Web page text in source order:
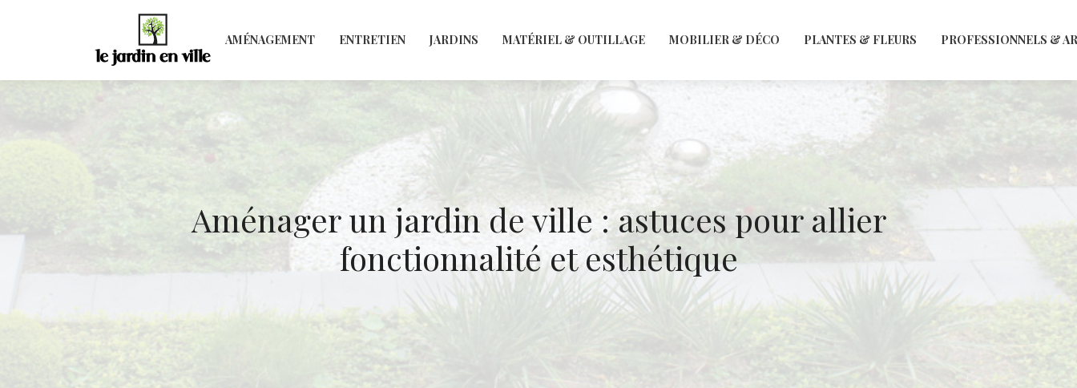
AMÉNAGEMENT ENTRETIEN JARDINS MATÉRIEL & OUTILLAGE MOBILIER & DÉCO PLANTES & FLEURS PROFESSIONNELS &
Aménager un jardin de ville : astuces pour allier
fonctionnalité et esthétique